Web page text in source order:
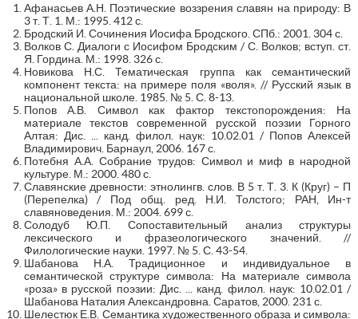
Афанасьев А.Н. Поэтические воззрения славян на природу: В
3 т. Т. 1. М.: 1995. 412 с.
Бродский И. Сочинения Иосифа Бродского. СПб.: 2001. 304 с.
Волков С. Диалоги с Иосифом Бродским / С. Волков; вступ. ст.
Я. Гордина. М.: 1998. 326 с.
Новикова Н.С. Тематическая группа как семантический
компонент текста: на примере поля «воля». // Русский язык в
национальной школе. 1985. № 5. С. 8-13.
Попов А.В. Символ как фактор текстопорождения: На
материале текстов современной русской поэзии Горного
Алтая: Дис. ... канд. филол. наук: 10.02.01 / Попов Алексей
Владимирович. Барнаул, 2006. 167 с.
Потебня А.А. Собрание трудов: Символ и миф в народной
культуре. М.: 2000. 480 с.
Славянские древности: этнолингв. слов. В 5 т. Т. 3. К (Круг) – П
(Перепелка) / Под общ. ред. Н.И. Толстого; РАН, Ин-т
славяноведения. М.: 2004. 699 с.
Солодуб Ю.П. Сопоставительный анализ структуры
лексического и фразеологического значений. //
Филологические науки. 1997. № 5. С. 43-54.
Шабанова Н.А. Традиционное и индивидуальное в
семантической структуре символа: На материале символа
«роза» в русской поэзии: Дис. ... канд. филол. наук: 10.02.01 /
Шабанова Наталия Александровна. Саратов, 2000. 231 с.
Шелестюк Е.В. Семантика художественного образа и символа: